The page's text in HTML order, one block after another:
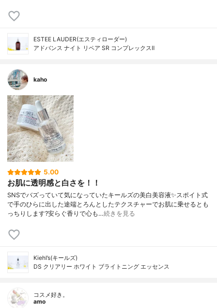
ESTEE LAUDER(エスティローダー)
アドバンス ナイト リペア SR コンプレックスⅡ
kaho
5.00
お肌に透明感と白さを！！
SNSでバズっていて気になっていたキールズの美白美容液✨スポイト式
で手のひらに出した途端とろんとしたテクスチャーでお肌に乗せるとも
っちりします?安らぐ香りで心も…続きを見る
Kiehl’s(キールズ)
DS クリアリー ホワイト ブライトニング エッセンス
コスメ好き。
amo